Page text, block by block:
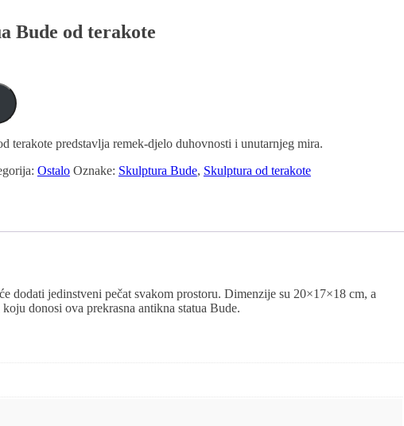
Bude od terakote
terakote predstavlja remek-djelo duhovnosti i unutarnjeg mira.
Ostalo Oznake: Skulptura Bude, Skulptura od terakote
dodati jedinstveni pečat svakom prostoru. Dimenzije su 20×17×18 cm, a
donosi ova prekrasna antikna statua Bude.